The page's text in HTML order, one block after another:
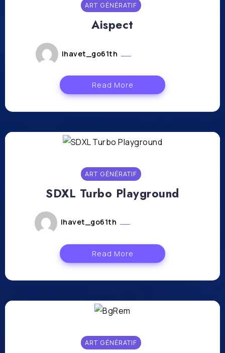
ART GÉNÉRATIF
Aispect
lhavet_go61th
Read More
ART GÉNÉRATIF
SDXL Turbo Playground
lhavet_go61th
Read More
ART GÉNÉRATIF